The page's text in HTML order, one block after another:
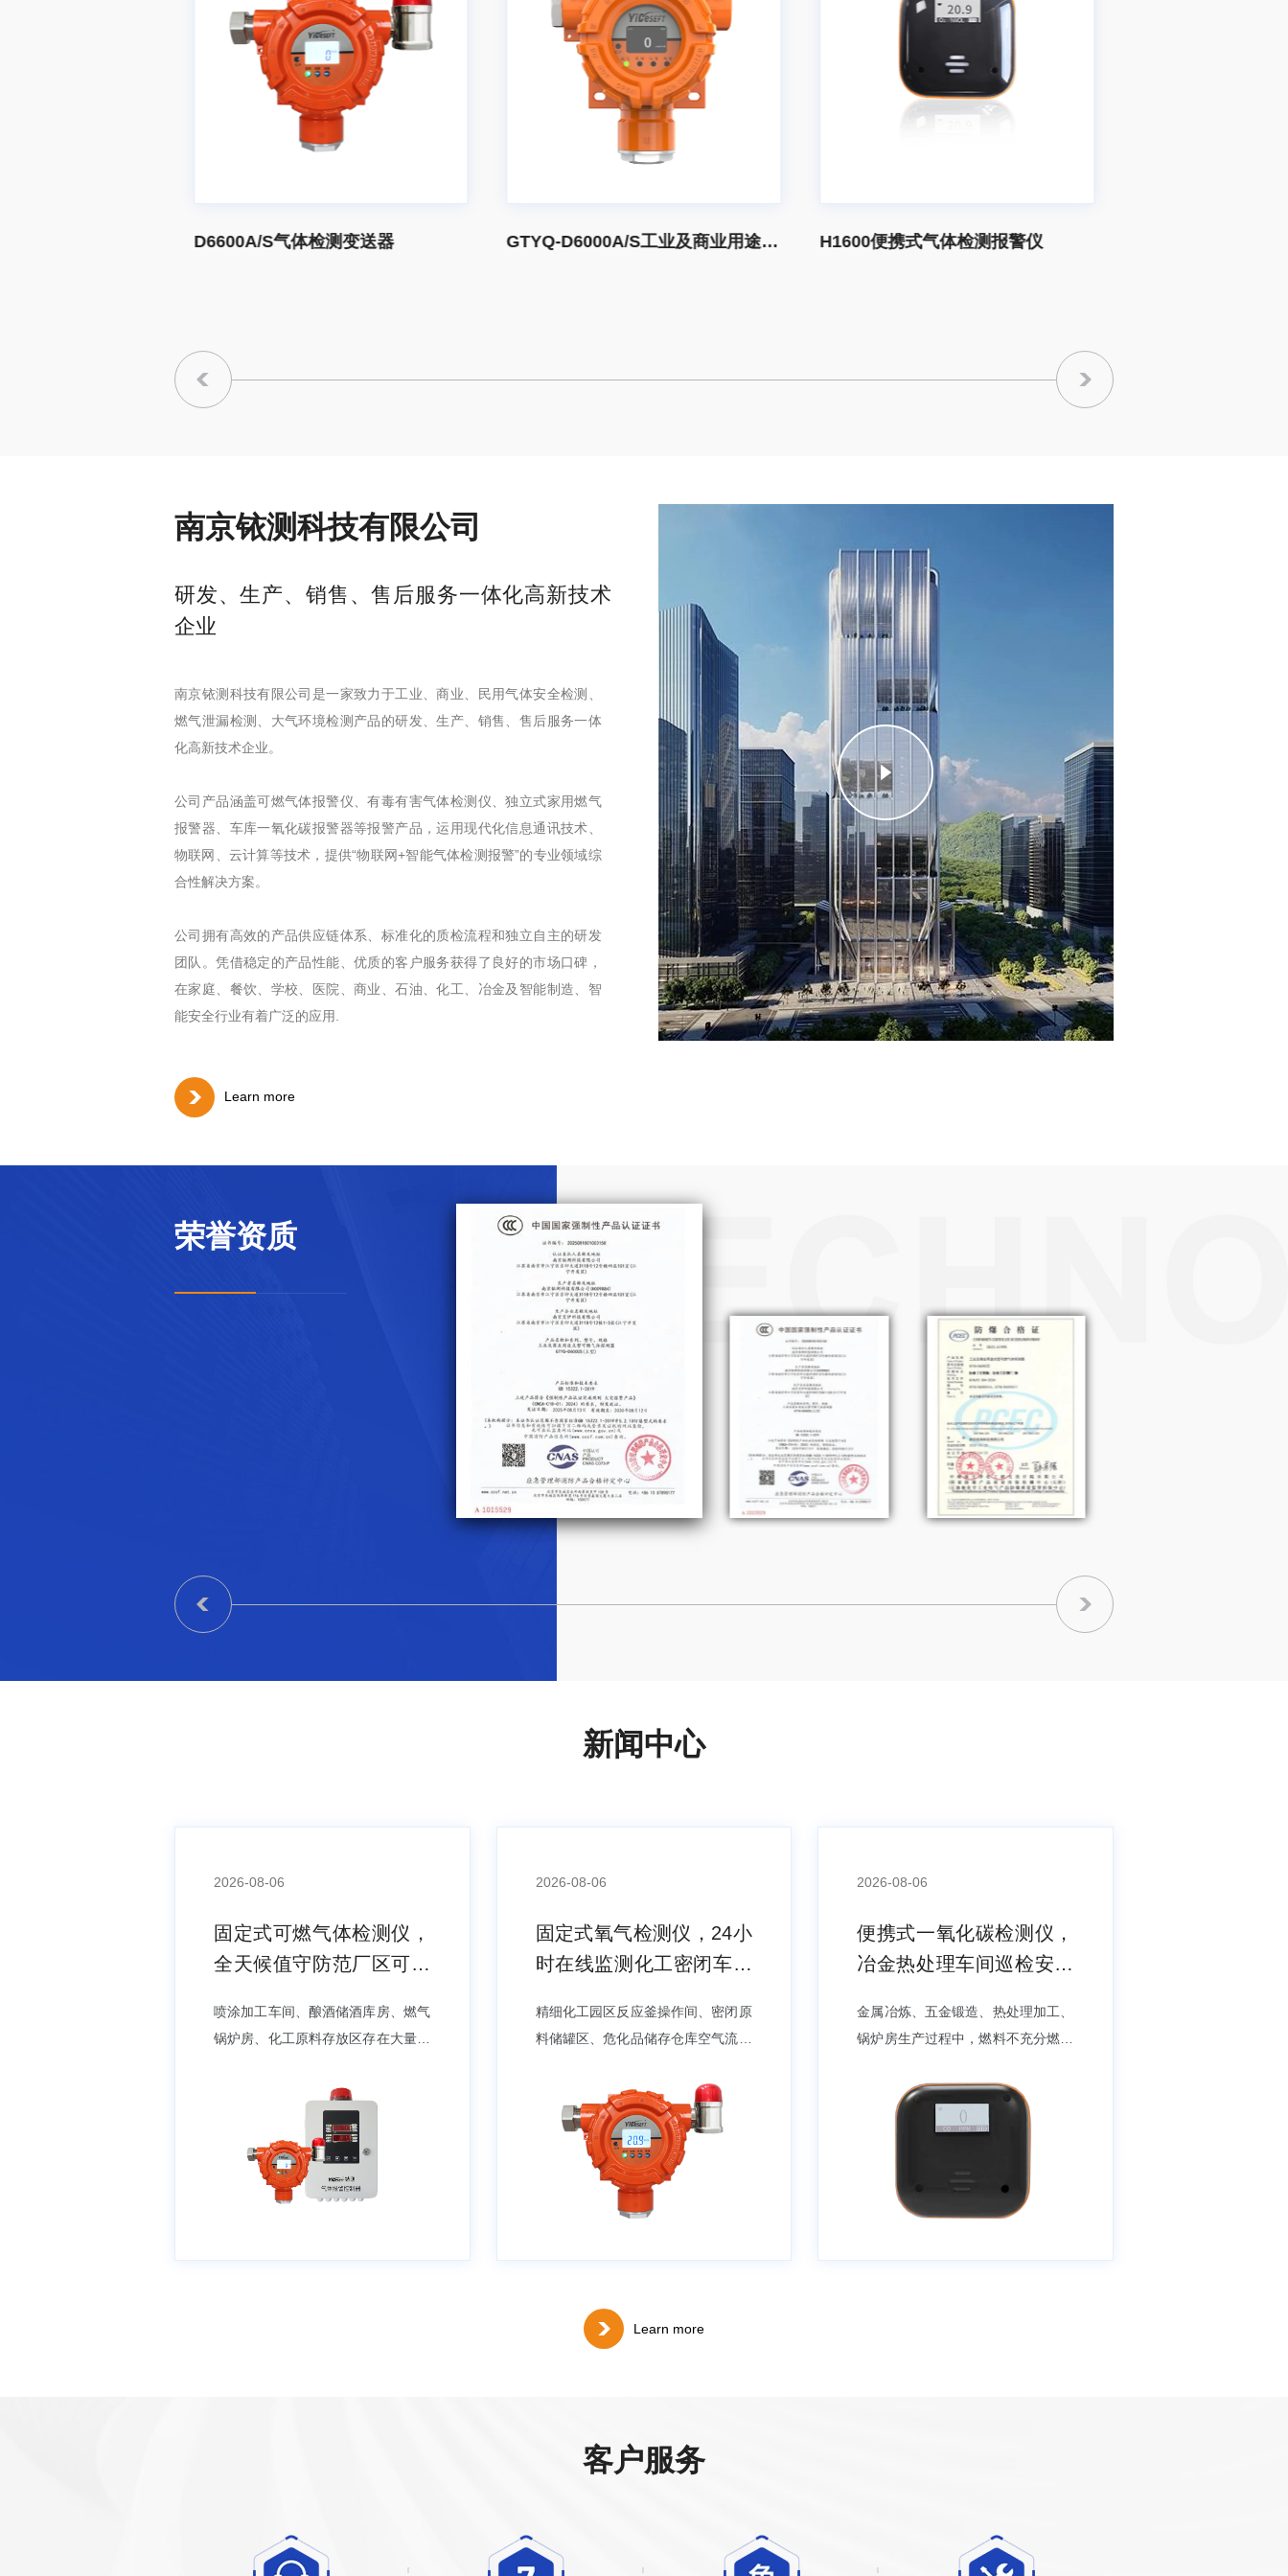
D6600A/S气体检测变送器 GTYQ-D6000A/S工业及商业用途点型可燃气体探测器 H1600便携式气体检测报警仪
南京铱测科技有限公司
研发、生产、销售、售后服务一体化高新技术
企业
南京铱测科技有限公司是一家致力于工业、商业、民用气体安全检测、
燃气泄漏检测、大气环境检测产品的研发、生产、销售、售后服务一体
化高新技术企业。
公司产品涵盖可燃气体报警仪、有毒有害气体检测仪、独立式家用燃气
报警器、车库一氧化碳报警器等报警产品，运用现代化信息通讯技术、
物联网、云计算等技术，提供“物联网+智能气体检测报警”的专业领域综
合性解决方案。
公司拥有高效的产品供应链体系、标准化的质检流程和独立自主的研发
团队。凭借稳定的产品性能、优质的客户服务获得了良好的市场口碑，
在家庭、餐饮、学校、医院、商业、石油、化工、冶金及智能制造、智
能安全行业有着广泛的应用.
Learn more
荣誉资质
新闻中心
2026-08-06
固定式可燃气体检测仪，
全天候值守防范厂区可燃
喷涂加工车间、酿酒储酒库房、燃气
锅炉房、化工原料存放区存在大量可
处、存储罐体极易出现微量泄漏，甲
气体堆积至临界浓度，接触静电、明
火极易引发火灾、爆炸重大安全事
故。人工巡检存在夜间、停产时段监
2026-08-06
固定式氧气检测仪，24小
时在线监测化工密闭车间
精细化工园区反应釜操作间、密闭原
料储罐区、危化品储存仓库空气流通
含量过高或过低，氧含量失衡不仅会
干扰生产设备稳定运行，还会直接威
胁现场作业人员人身安全。以往化工
企业仅采用人工定时抽检方式，监测
间隔久、数据不连续，存在严重安全
2026-08-06
便携式一氧化碳检测仪，
冶金热处理车间巡检安全
金属冶炼、五金锻造、热处理加工、
锅炉房生产过程中，燃料不充分燃烧
色无味,使人不舒服，局部积聚后极
易造成工作人员中毒。车间管道缝
碳高发点位，依靠人工定时巡检存在
时间盲区，很难及时发现局部气体超
Learn more
客户服务